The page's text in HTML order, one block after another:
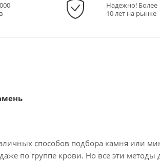
Надежно! Более
10 лет на рынке
способов подбора камня или
по группе крови. Но все эти